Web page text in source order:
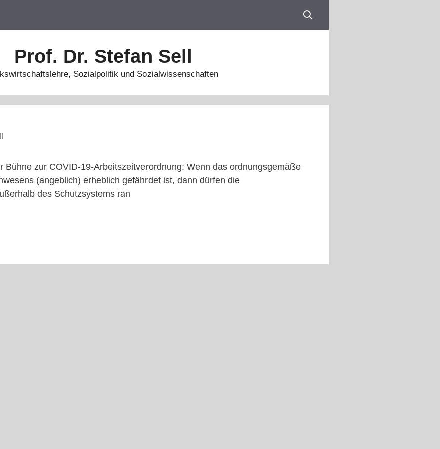
Prof. Dr. Stefan Sell
Sozialpolitik und Sozialwissenschaften
Bühne zur COVID-19-Arbeitszeitverordnung: Wenn das ordnungsgemäße
(angeblich) erheblich gefährdet ist, dann dürfen die
des Schutzsystems ran